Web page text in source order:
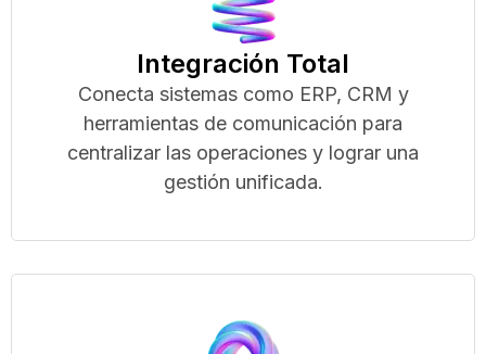
Integración Total
Conecta sistemas como ERP, CRM y
herramientas de comunicación para
centralizar las operaciones y lograr una
gestión unificada.